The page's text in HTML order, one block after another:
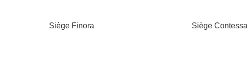
Siège Finora Siège Contessa II